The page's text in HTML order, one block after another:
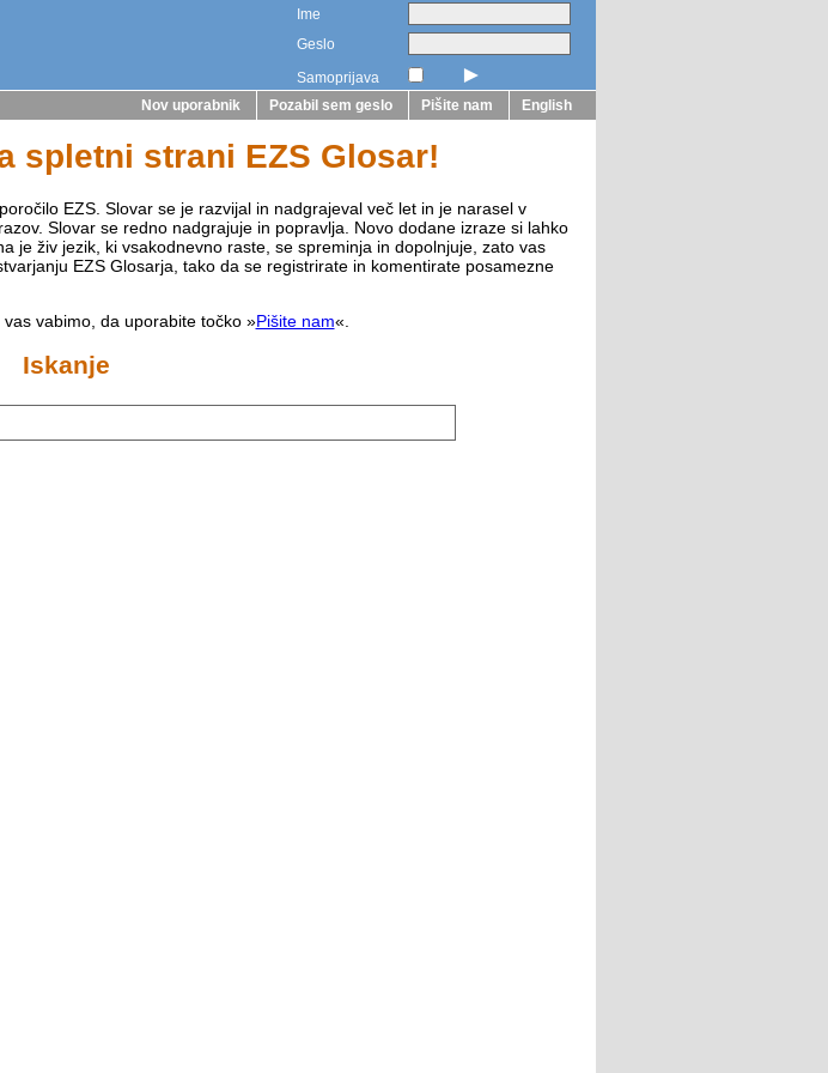
Ime
Geslo
Samoprijava
►
Nov uporabnik Pozabil sem geslo Pišite nam English
spletni strani EZS Glosar!
EZS. Slovar se je razvijal in nadgrajeval več let in je narasel v
Slovar se redno nadgrajuje in popravlja. Novo dodane izraze si lahko
je živ jezik, ki vsakodnevno raste, se spreminja in dopolnjuje, zato vas
EZS Glosarja, tako da se registrirate in komentirate posamezne
vabimo, da uporabite točko »Pišite nam«.
Iskanje